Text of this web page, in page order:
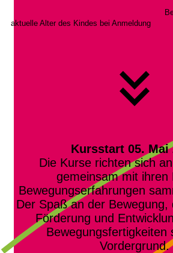
Beim Anmelden
aktuelle Alter des Kindes bei Anmeldung
Kursstart 05. Mai
Die Kurse richten sich
gemeinsam mit ihren
Bewegungserfahrungen
Der Spaß an der Bewegung,
Förderung und
Bewegungsfertigkeiten
Vordergrund.